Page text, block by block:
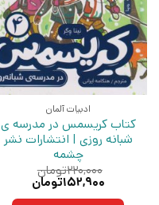
ادبیات آلمان
کتاب کریسمس در مدرسه ی
شبانه روزی | انتشارات نشر
چشمه
۲۲۰,۰۰۰تومان
قیمت
۱۵۲,۹۰۰تومان